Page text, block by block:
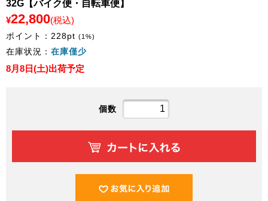
32G【バイク便・自転車便】
¥22,800(税込)
ポイント： 228pt (1%)
在庫状況： 在庫僅少
8月8日(土)出荷予定
個数